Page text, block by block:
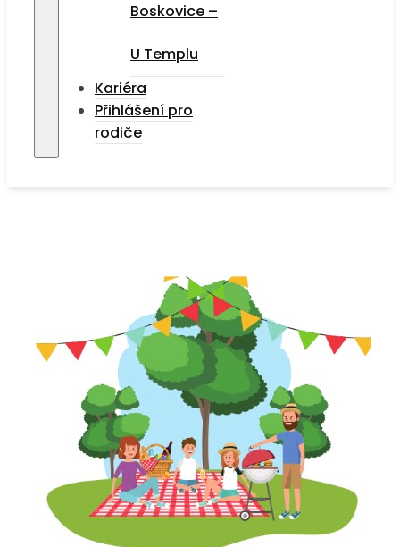
Boskovice –
U Templu
Kariéra
Přihlášení pro
rodiče